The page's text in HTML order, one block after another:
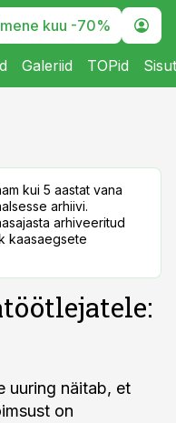
kuu -70%
Galeriid TOPid
kui 5 aastat vana
arhiivi.
arhiveeritud
kaasaegsete
uuring näitab, et
on